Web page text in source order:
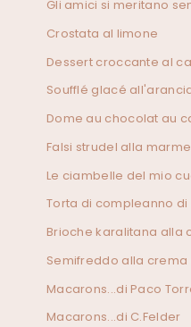
Gli amici si meritano
Crostata al limone
Dessert croccante al
Soufflé glacé
Dome au chocolat au
Falsi strudel alla
Le ciambelle del mio
Torta di compleanno
Brioche karalitana alla
Semifreddo alla crema
Macarons...di Paco
Macarons...di C.Felder